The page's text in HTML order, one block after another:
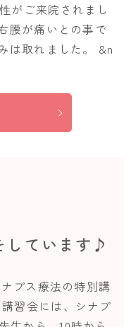
がご来院されまし
腰が痛いとの事で
は取れました。 &n
しています♪
プス療法の特別講
習会には、シナプ